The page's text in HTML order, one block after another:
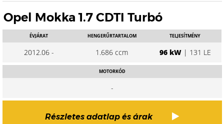
Opel Mokka 1.7 CDTI Turbó
ÉVJÁRAT
2012.06 -
HENGERŰRTARTALOM
1.686 ccm
TELJESÍTMÉNY
96 kW| 131 LE
MOTORKÓD
-
Részletes adatlap és árak